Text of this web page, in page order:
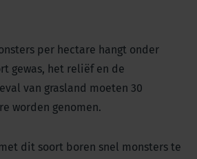
per hectare hangt onder
gewas, het reliëf en de
van grasland moeten 30
worden genomen.
dit soort boren snel monsters te